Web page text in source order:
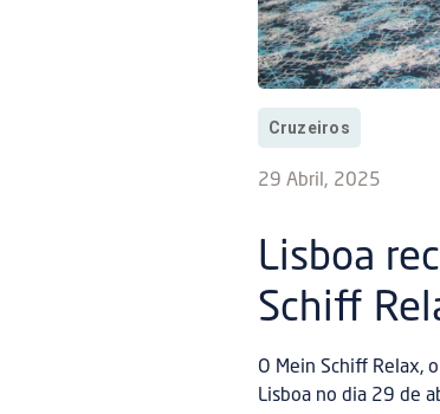
Cruzeiros
29 Abril, 2025
Lisboa
Schiff
O Mein Schiff Relax,
Lisboa no dia 29 de